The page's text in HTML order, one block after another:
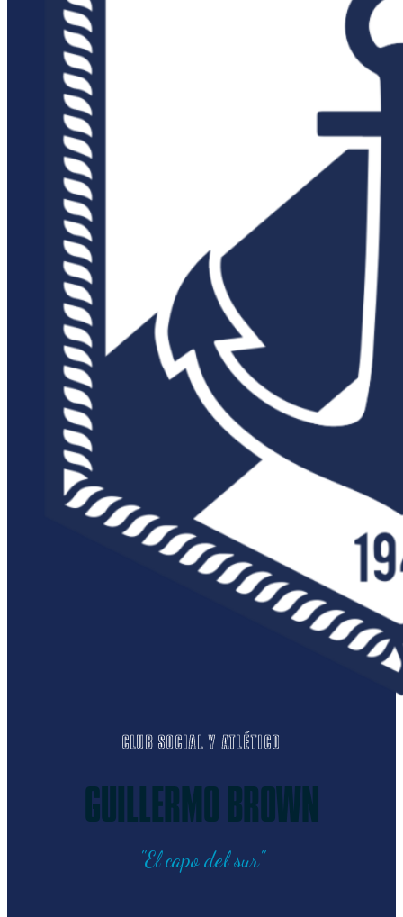
CLUB SOCIAL Y ATLÉTICO
GUILLERMO BROWN
"El capo del sur"